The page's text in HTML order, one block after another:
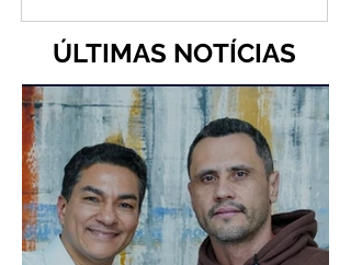
ÚLTIMAS NOTÍCIAS